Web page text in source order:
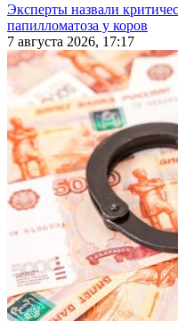
Эксперты назвали
папилломатоза у коров
7 августа 2026, 17:17